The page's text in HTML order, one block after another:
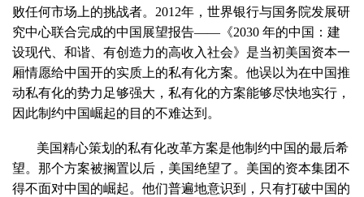
败任何市场上的挑战者。2012年，世界银行与国务院发展研
究中心联合完成的中国展望报告——《2030 年的中国：建
设现代、和谐、有创造力的高收入社会》是当初美国资本一
厢情愿给中国开的实质上的私有化方案。他误以为在中国推
动私有化的势力足够强大，私有化的方案能够尽快地实行，
因此制约中国崛起的目的不难达到。
美国精心策划的私有化改革方案是他制约中国的最后希
望。那个方案被搁置以后，美国绝望了。美国的资本集团不
得不面对中国的崛起。他们普遍地意识到，只有打破中国的